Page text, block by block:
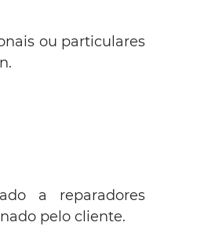
ou particulares
a reparadores
pelo cliente.